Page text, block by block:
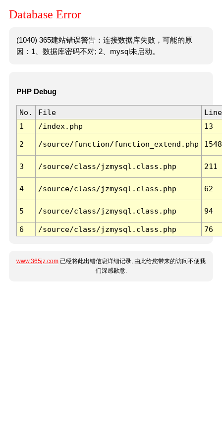
Database Error
(1040) 365建站错误警告：连接数据库失败，可能的原
因：1、数据库密码不对; 2、mysql未启动。
PHP Debug
No. File
Line
1
/index.php 13
2 /source/function/function_extend.php 1548
3 /source/class/jzmysql.class.php 211
4 /source/class/jzmysql.class.php 62
5 /source/class/jzmysql.class.php 94
6 /source/class/jzmysql.class.php 76
www.365jz.com 已经将此出错信息详细记录, 由此给您带来的访问不便我
们深感歉意.